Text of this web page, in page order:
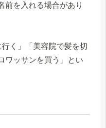
前を入れる場合があり
く」「美容院で髪を切
ワッサンを買う」とい